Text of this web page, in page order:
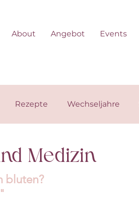
About Angebot Events
Rezepte Wechseljahre
Medizin
bluten?